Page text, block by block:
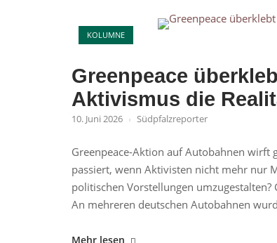
Straftat?
Warum
Debatte
mehr
Kontext
KOLUMNE
Open post
Greenpeace
Aktivismus die
10. Juni 2026 Südpfalzreporter
Greenpeace-Aktion auf Autobahnen wirft
passiert, wenn Aktivisten nicht mehr nur
politischen Vorstellungen
An mehreren deutschen Autobahnen
Mehr lesen